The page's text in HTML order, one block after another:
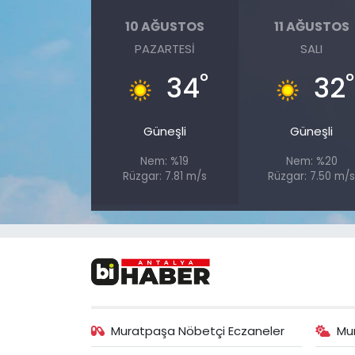
10 AĞUSTOS
PAZARTESI
34°
Güneşli
Nem: %19
Rüzgar: 7.81 m/s
11 AĞUSTOS
SALI
32°
Güneşli
Nem: %20
Rüzgar: 7.50 m/s
Muratpaşa Nöbetçi Eczaneler